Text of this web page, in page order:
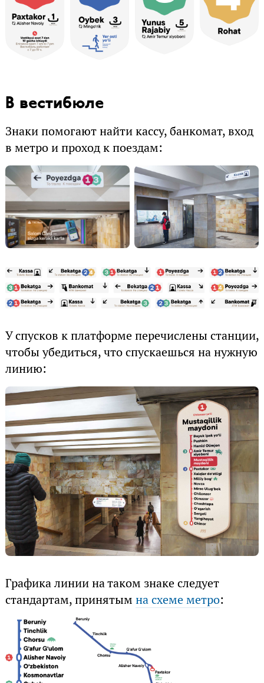
В вестибюле
Знаки помогают найти кассу, банкомат, вход
в метро и проход к поездам:
У спусков к платформе перечислены станции,
чтобы убедиться, что спускаешься на нужную
линию:
Графика линии на таком знаке следует
стандартам, принятым на схеме метро: